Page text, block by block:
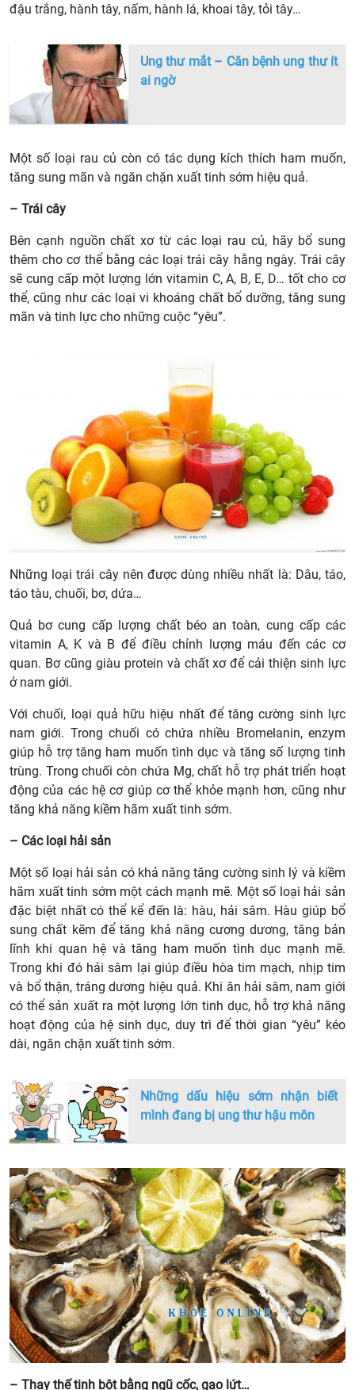
đậu trắng, hành tây, nấm, hành lá, khoai tây, tỏi tây…
Ung thư mắt – Căn bệnh ung thư ít
ai ngờ
Một số loại rau củ còn có tác dụng kích thích ham muốn,
tăng sung mãn và ngăn chặn xuất tinh sớm hiệu quả.
– Trái cây
Bên cạnh nguồn chất xơ từ các loại rau củ, hãy bổ sung
thêm cho cơ thể bằng các loại trái cây hằng ngày. Trái cây
sẽ cung cấp một lượng lớn vitamin C, A, B, E, D… tốt cho cơ
thể, cũng như các loại vi khoáng chất bổ dưỡng, tăng sung
mãn và tinh lực cho những cuộc “yêu”.
Những loại trái cây nên được dùng nhiều nhất là: Dâu, táo,
táo tàu, chuối, bơ, dứa…
Quả bơ cung cấp lượng chất béo an toàn, cung cấp các
vitamin A, K và B để điều chỉnh lượng máu đến các cơ
quan. Bơ cũng giàu protein và chất xơ để cải thiện sinh lực
ở nam giới.
Với chuối, loại quả hữu hiệu nhất để tăng cường sinh lực
nam giới. Trong chuối có chứa nhiều Bromelanin, enzym
giúp hỗ trợ tăng ham muốn tình dục và tăng số lượng tinh
trùng. Trong chuối còn chứa Mg, chất hỗ trợ phát triển hoạt
động của các hệ cơ giúp cơ thể khỏe mạnh hơn, cũng như
tăng khả năng kiềm hãm xuất tinh sớm.
– Các loại hải sản
Một số loại hải sản có khả năng tăng cường sinh lý và kiềm
hãm xuất tinh sớm một cách mạnh mẽ. Một số loại hải sản
đặc biệt nhất có thể kể đến là: hàu, hải sâm. Hàu giúp bổ
sung chất kẽm để tăng khả năng cương dương, tăng bản
lĩnh khi quan hệ và tăng ham muốn tình dục mạnh mẽ.
Trong khi đó hải sâm lại giúp điều hòa tim mạch, nhịp tim
và bổ thận, tráng dương hiệu quả. Khi ăn hải sâm, nam giới
có thể sản xuất ra một lượng lớn tinh dục, hỗ trợ khả năng
hoạt động của hệ sinh dục, duy trì để thời gian “yêu” kéo
dài, ngăn chặn xuất tinh sớm.
Những dấu hiệu sớm nhận biết
mình đang bị ung thư hậu môn
– Thay thế tinh bột bằng ngũ cốc, gạo lứt…